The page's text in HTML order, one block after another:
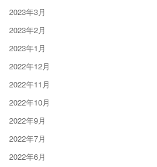
2023年3月
2023年2月
2023年1月
2022年12月
2022年11月
2022年10月
2022年9月
2022年7月
2022年6月